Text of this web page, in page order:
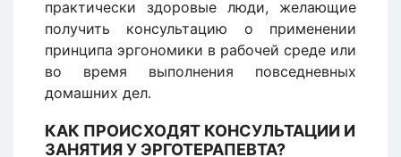
практически здоровые люди, желающие
получить консультацию о применении
принципа эргономики в рабочей среде или
во время выполнения повседневных
домашних дел.
КАК ПРОИСХОДЯТ КОНСУЛЬТАЦИИ И
ЗАНЯТИЯ У ЭРГОТЕРАПЕВТА?